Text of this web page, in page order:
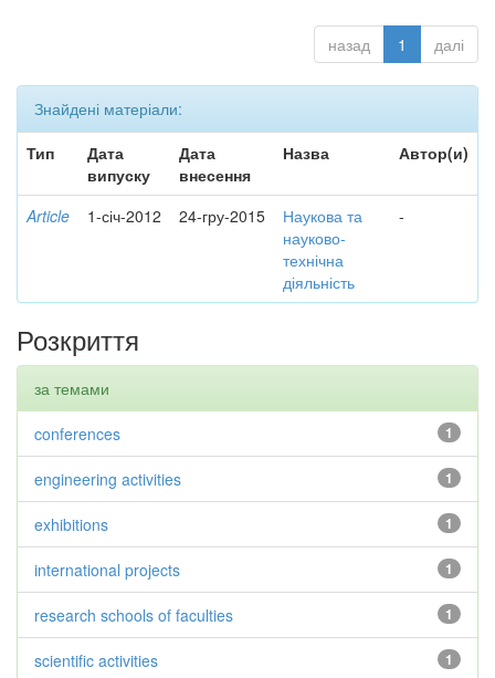
назад 1 далі
Знайдені матеріали:
Тип
Дата
випуску
Дата
внесення
Назва Автор(и)
Article 1-січ-2012 24-гру-2015
Наукова та
науково-
технічна
діяльність
-
Розкриття
за темами
1
conferences
1
engineering activities
1
exhibitions
1
international projects
1
research schools of faculties
1
scientific activities